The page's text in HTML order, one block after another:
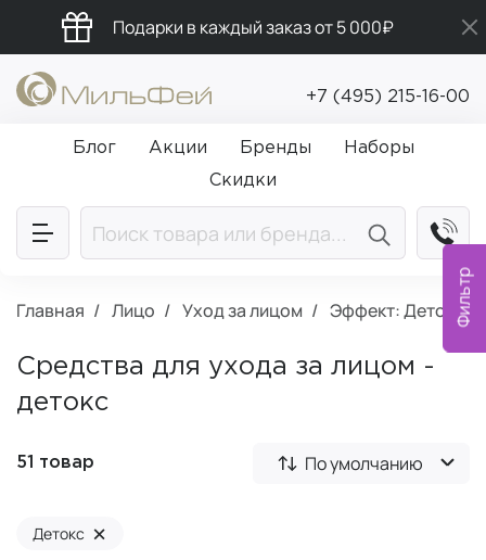
Фильтр
Подарки в каждый заказ от 5 000₽
Бесплатная доставка от 5 000₽
Промокод ПРИВЕТ
+7 (495) 215-16-00
Блог Акции Бренды
Наборы
Скидки
Главная Лицо Уход за лицом Эффект: Детокс
Средства для ухода за лицом -
детокс
51 товар По умолчанию
Детокс ×